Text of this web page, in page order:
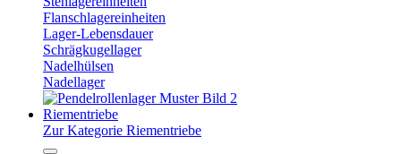
Flanschlagereinheiten
Lager-Lebensdauer
Schrägkugellager
Nadelhülsen
Nadellager
Riementriebe
Zur Kategorie Riementriebe